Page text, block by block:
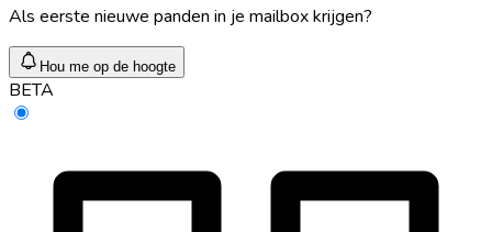
Als eerste nieuwe panden in je mailbox krijgen?
Hou me op de hoogte
BETA